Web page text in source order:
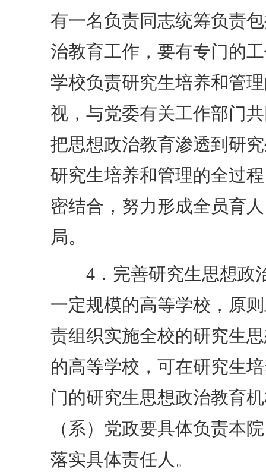
有一名负责同志统筹负责
治教育工作，要有专门的
学校负责研究生培养和管
视，与党委有关工作部门
把思想政治教育渗透到研
研究生培养和管理的全过
密结合，努力形成全员育
局。
4．完善研究生思想政
一定规模的高等学校，原
责组织实施全校的研究生
的高等学校，可在研究生
门的研究生思想政治教育
（系）党政要具体负责本
落实具体责任人。